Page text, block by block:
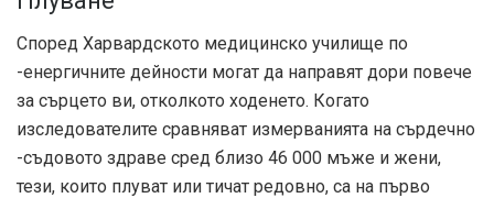
Според Харвардското медицинско училище по
-енергичните дейности могат да направят дори повече
за сърцето ви, отколкото ходенето. Когато
изследователите сравняват измерванията на сърдечно
-съдовото здраве сред близо 46 000 мъже и жени,
тези, които плуват или тичат редовно, са на първо